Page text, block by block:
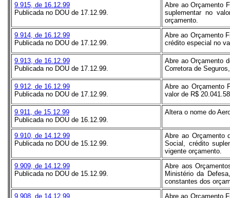
9.915, de 16.12.99
Publicada no DOU de 17.12.99.
Abre ao Orçamento
suplementar no
orçamento.
9.914, de 16.12.99
Publicada no DOU de 17.12.99.
Abre ao Orçamento
crédito especial no
9.913, de 16.12.99
Publicada no DOU de 17.12.99.
Abre ao Orçamento
Corretora de
9.912, de 16.12.99
Publicada no DOU de 17.12.99.
Abre ao Orçamento
valor de R$
9.911, de 15.12.99
Publicada no DOU de 16.12.99.
Altera o nome do
9.910, de 14.12.99
Publicada no DOU de 15.12.99.
Abre ao Orçamento
Social, crédito
vigente orçamento.
9.909, de 14.12.99
Publicada no DOU de 15.12.99.
Abre aos
Ministério da
constantes dos
9.908, de 14.12.99
Abre ao Orçamento